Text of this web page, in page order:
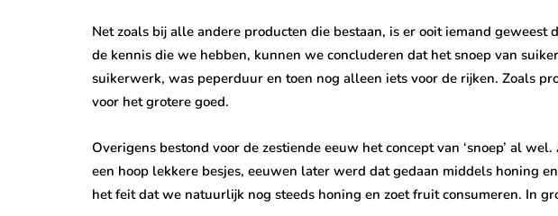
Net zoals bij alle andere producten die bestaan, is er ooit iemand
de kennis die we hebben, kunnen we concluderen dat het snoep van
suikerwerk, was peperduur en toen nog alleen iets voor de rijken. Zoals
voor het grotere goed.
Overigens bestond voor de zestiende eeuw het concept van ‘snoep’ al
een hoop lekkere besjes, eeuwen later werd dat gedaan middels honing
het feit dat we natuurlijk nog steeds honing en zoet fruit consumeren. In